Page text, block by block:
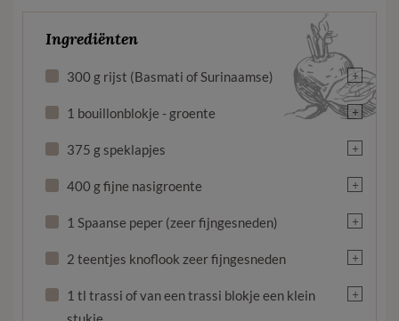
Ingrediënten
+
300 g rijst (Basmati of Surinaamse)
+
1 bouillonblokje - groente
+
375 g speklapjes
+
400 g fijne nasigroente
+
1 Spaanse peper (zeer fijngesneden)
+
2 teentjes knoflook zeer fijngesneden
+
1 tl trassi of van een trassi blokje een klein